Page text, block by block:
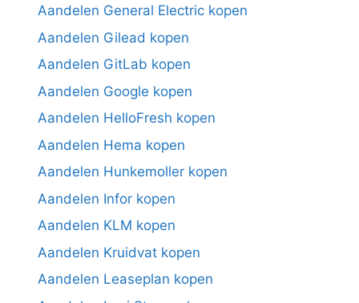
Aandelen General Electric kopen
Aandelen Gilead kopen
Aandelen GitLab kopen
Aandelen Google kopen
Aandelen HelloFresh kopen
Aandelen Hema kopen
Aandelen Hunkemoller kopen
Aandelen Infor kopen
Aandelen KLM kopen
Aandelen Kruidvat kopen
Aandelen Leaseplan kopen